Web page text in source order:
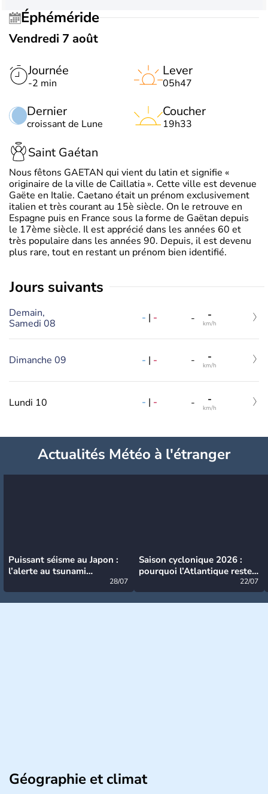
Éphéméride
Vendredi 7 août
Journée
-2 min
Dernier
croissant de Lune
Lever
05h47
Coucher
19h33
Saint Gaétan
Nous fêtons GAETAN qui vient du latin et signifie «
originaire de la ville de Caillatia ». Cette ville est devenue
Gaëte en Italie. Caetano était un prénom exclusivement
italien et très courant au 15è siècle. On le retrouve en
Espagne puis en France sous la forme de Gaëtan depuis
le 17ème siècle. Il est apprécié dans les années 60 et
très populaire dans les années 90. Depuis, il est devenu
plus rare, tout en restant un prénom bien identifié.
jours suivants
Demain,
Samedi 08
- | - - -
km/h
Dimanche 09 - | - - -
km/h
Lundi 10 - | - - -
km/h
Actualités Météo à l'étranger
Puissant séisme au Japon :
l’alerte au tsunami
28/07
Saison cyclonique 2026 :
pourquoi l’Atlantique reste
22/07
Géographie et climat